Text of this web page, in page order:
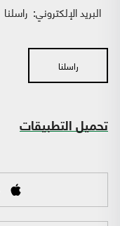
البريد الإلكتروني: راسلنا
راسلنا
تحميل التطبيقات